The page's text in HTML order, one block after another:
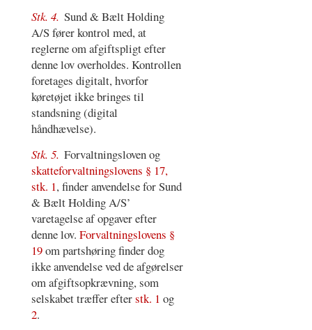
Stk. 4. Sund & Bælt Holding
A/S fører kontrol med, at
reglerne om afgiftspligt efter
denne lov overholdes. Kontrollen
foretages digitalt, hvorfor
køretøjet ikke bringes til
standsning (digital
håndhævelse).
Stk. 5. Forvaltningsloven og
skatteforvaltningslovens § 17,
stk. 1, finder anvendelse for Sund
& Bælt Holding A/S’
varetagelse af opgaver efter
denne lov. Forvaltningslovens §
19om partshøring finder dog
ikke anvendelse ved de afgørelser
om afgiftsopkrævning, som
selskabet træffer efterstk. 1 og
2.